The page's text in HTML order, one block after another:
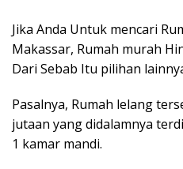
Jika Anda Untuk mencari
Makassar, Rumah murah
Dari Sebab Itu pilihan
Pasalnya, Rumah lelang
jutaan yang didalamnya
1 kamar mandi.